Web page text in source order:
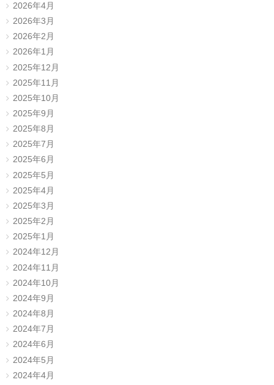
2026年4月
2026年3月
2026年2月
2026年1月
2025年12月
2025年11月
2025年10月
2025年9月
2025年8月
2025年7月
2025年6月
2025年5月
2025年4月
2025年3月
2025年2月
2025年1月
2024年12月
2024年11月
2024年10月
2024年9月
2024年8月
2024年7月
2024年6月
2024年5月
2024年4月